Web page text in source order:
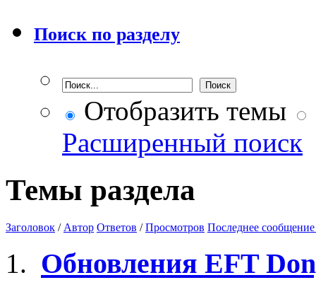
Поиск по разделу
Отобразить темы
Расширенный поиск
Темы раздела
Заголовок / Автор Ответов /Просмотров Последнее сообщение
Обновления EFT